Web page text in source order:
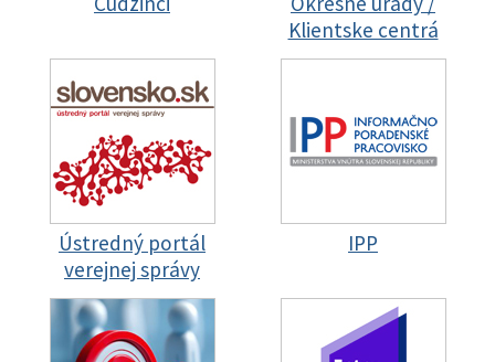
Klientske centrá
Ústredný portál
verejnej správy
IPP